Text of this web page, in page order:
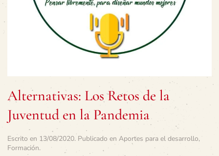
Alternativas: Los Retos de la
Juventud en la Pandemia
Escrito en 13/08/2020. Publicado en Aportes para el desarrollo,
Formación.